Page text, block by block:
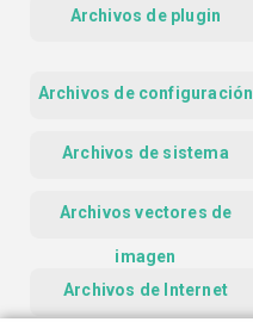
Archivos de plugin
Archivos de configuración
Archivos de sistema
Archivos vectores de
imagen
Archivos de Internet